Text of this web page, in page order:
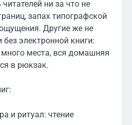
ни за что не
запах типографской
Другие же не
электронной книги:
места, вся домашняя
в рюкзак.
и ритуал: чтение